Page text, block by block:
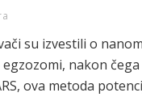
su izvestili o
nakon
ova metoda